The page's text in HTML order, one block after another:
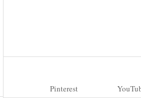
Pinterest